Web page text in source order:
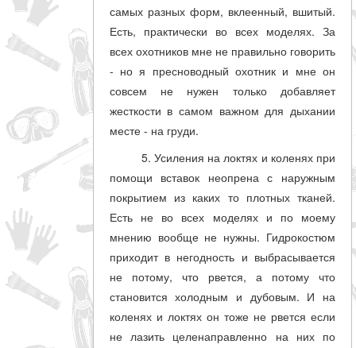
самых разных форм, вклеенный, вшитый.
Есть, практически во всех моделях. За
всех охотников мне не правильно говорить
- но я пресноводный охотник и мне он
совсем не нужен только добавляет
жесткости в самом важном для дыхании
месте - на груди.
5. Усиления на локтях и коленях при
помощи вставок неопрена с наружным
покрытием из каких то плотных тканей.
Есть не во всех моделях и по моему
мнению вообще не нужны. Гидрокостюм
приходит в негодность и выбрасывается
не потому, что рвется, а потому что
становится холодным и дубовым. И на
коленях и локтях он тоже не рвется если
не лазить целенаправленно на них по